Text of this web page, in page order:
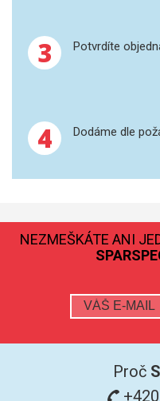
GRAFITOVÉ
PŘÍSLUŠENSTVÍ
SNOM
TERS
3 Potvrdíte
4 Dodáme dle
NEZMEŠKÁTE ANI
Proč
+420